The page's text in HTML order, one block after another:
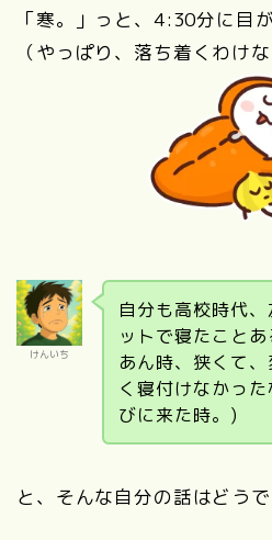
「寒。」っと、4:30分に目
（やっぱり、落ち着くわけ
けんいち
自分も高校時代
ットで寝たことあ
あん時、狭くて
く寝付けなかっ
びに来た時。)
と、そんな自分の話はどう